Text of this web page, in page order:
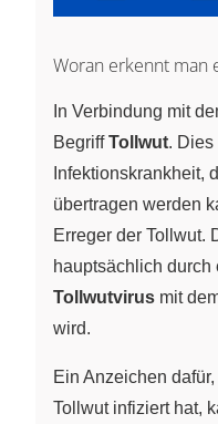
Woran erkennt man
In Verbindung mit
BegriffTollwut.
Infektionskrankheit,
übertragen werden
Erreger der Tollwut.
hauptsächlich durch
Tollwutvirus mit
wird.
Ein Anzeichen
Tollwut infiziert hat,